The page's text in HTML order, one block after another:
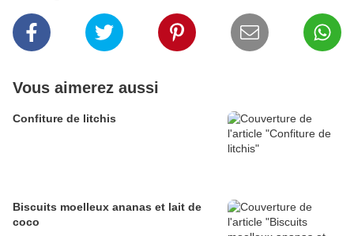
Vous aimerez aussi
Confiture de litchis
Biscuits moelleux ananas et lait de
coco